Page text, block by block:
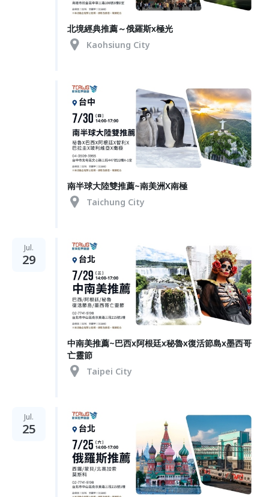
北境經典推薦～俄羅斯x極光
Kaohsiung City
南半球大陸雙推薦~南美洲X南極
Taichung City
Jul.
29
中南美推薦~巴西x阿根廷x秘魯x復活節島x墨西哥
亡靈節
Taipei City
Jul.
25